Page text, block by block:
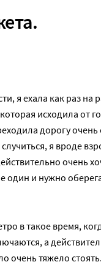
я ехала как раз на
исходила от
дорогу очень
я вроде
очень
один и нужно
в такое время,
а
очень тяжело